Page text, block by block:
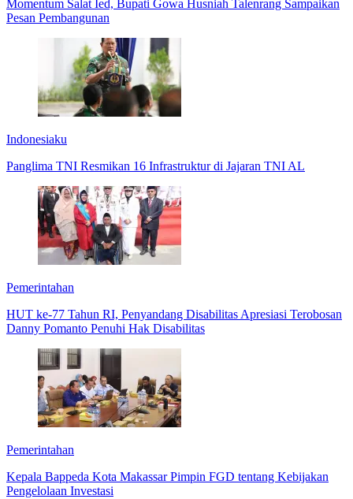
Momentum Salat Ied, Bupati Gowa Husniah Talenrang Sampaikan
Pesan Pembangunan
Indonesiaku
Panglima TNI Resmikan 16 Infrastruktur di Jajaran TNI AL
Pemerintahan
HUT ke-77 Tahun RI, Penyandang Disabilitas Apresiasi Terobosan
Danny Pomanto Penuhi Hak Disabilitas
Pemerintahan
Kepala Bappeda Kota Makassar Pimpin FGD tentang Kebijakan
Pengelolaan Investasi